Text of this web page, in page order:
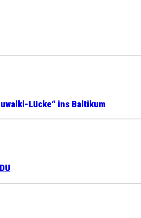
Lücke“ ins Baltikum